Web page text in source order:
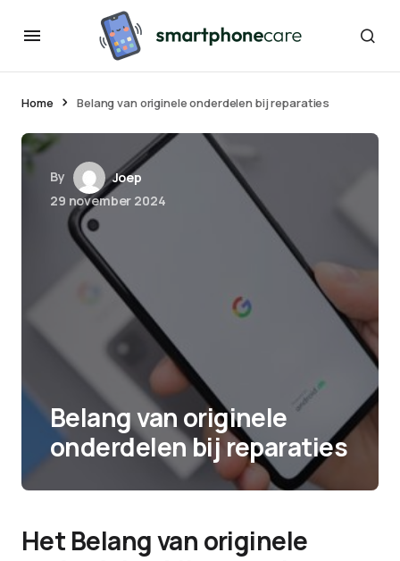
Home Belang van originele onderdelen bij reparaties
By
Joep
29 november 2024
Belang van originele
onderdelen bij reparaties
Het Belang van originele